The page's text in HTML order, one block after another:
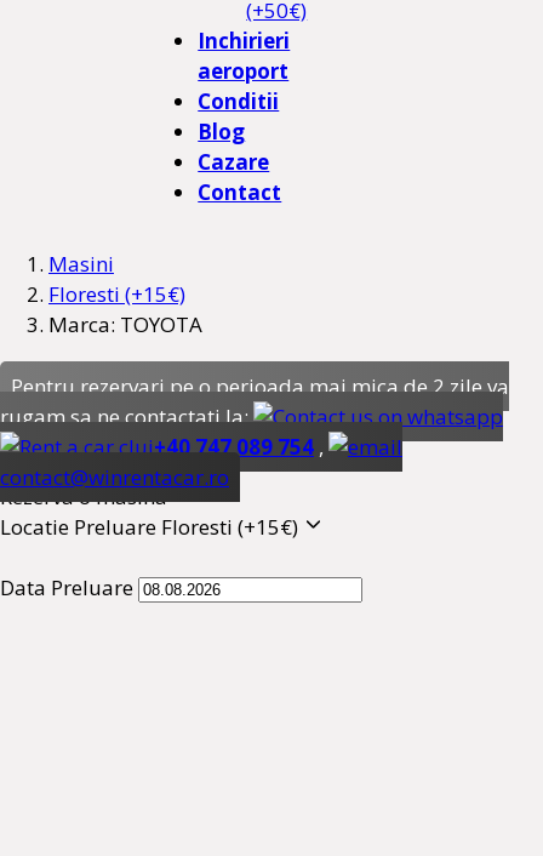
(+50€)
Inchirieri
aeroport
Conditii
Blog
Cazare
Contact
Masini
Floresti (+15€)
Marca: TOYOTA
Pentru rezervari pe o perioada mai mica de 2 zile va
rugam sa ne contactati la:
+40 747 089 754 ,
contact@winrentacar.ro
Rezerva o masina
Locatie Preluare Floresti (+15€)
Data Preluare